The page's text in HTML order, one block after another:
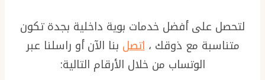
لتحصل على أفضل خدمات بوية داخلية بجدة تكون
متناسبة مع ذوقك ،اتصل بنا الآن أو راسلنا عبر
الوتساب من خلال الأرقام التالية: